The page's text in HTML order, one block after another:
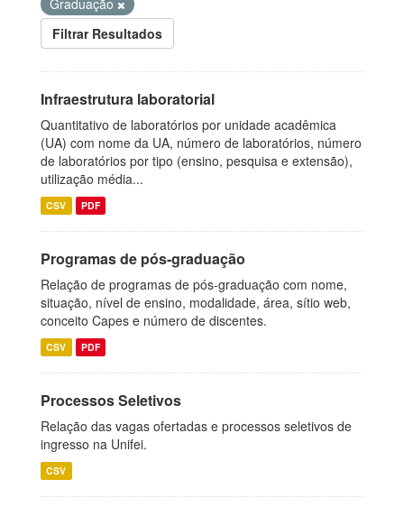
Graduação
Filtrar Resultados
Infraestrutura laboratorial
Quantitativo de laboratórios por unidade acadêmica
(UA) com nome da UA, número de laboratórios, número
de laboratórios por tipo (ensino, pesquisa e extensão),
utilização média...
CSV PDF
Programas de pós-graduação
Relação de programas de pós-graduação com nome,
situação, nível de ensino, modalidade, área, sítio web,
conceito Capes e número de discentes.
CSV PDF
Processos Seletivos
Relação das vagas ofertadas e processos seletivos de
ingresso na Unifei.
CSV